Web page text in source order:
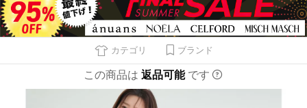
カテゴリ ブランド
この商品は 返品可能 です